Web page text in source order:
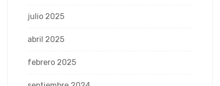
julio 2025
abril 2025
febrero 2025